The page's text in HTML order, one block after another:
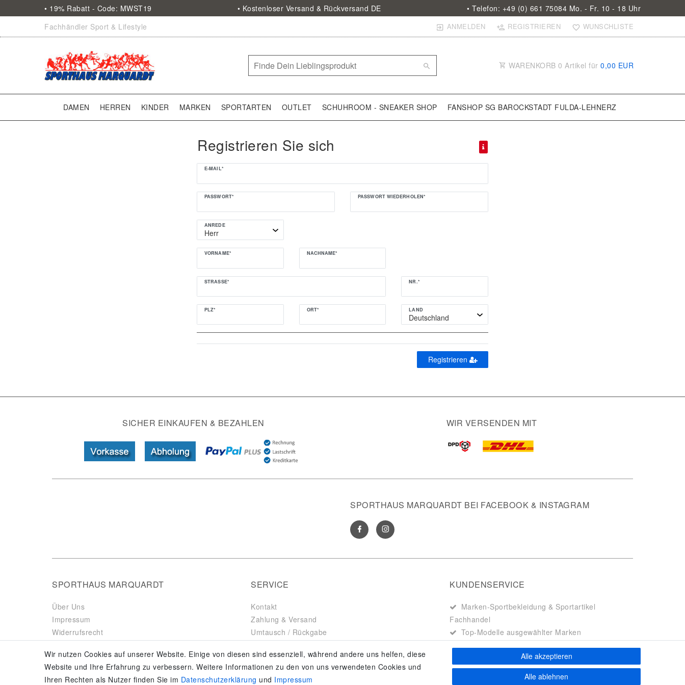
• 19% Rabatt - Code: MWST19 • Kostenloser Versand & Rückversand DE
• Telefon: +49 (0) 661 75084 Mo. - Fr. 10 - 18 Uhr
Fachhändler Sport & Lifestyle
ANMELDEN REGISTRIEREN WUNSCHLISTE
WARENKORB 0 Artikel für 0,00 EUR
DAMEN HERREN KINDER MARKEN SPORTARTEN OUTLET SCHUHROOM - SNEAKER SHOP FANSHOP SG BAROCKSTADT FULDA-LEHNERZ
Registrieren Sie sich
E-MAIL*
PASSWORT* PASSWORT WIEDERHOLEN*
Honig
ANREDE
VORNAME* NACHNAME*
STRASSE* NR.*
PLZ* ORT* LAND
Registrieren
SICHER EINKAUFEN & BEZAHLEN WIR VERSENDEN MIT
SPORTHAUS MARQUARDT BEI FACEBOOK & INSTAGRAM
SPORTHAUS MARQUARDT
Über Uns
Impressum
Widerrufsrecht
AGB & Kundeninformationen
Vertrag widerrufen
Es gilt unsereDatenschutzerklärung
SERVICE
Kontakt
Zahlung & Versand
Umtausch / Rückgabe
adidas F50
KUNDENSERVICE
Marken-Sportbekleidung & Sportartikel
Fachhandel
Top-Modelle ausgewählter Marken
Kostenloser Rückversand deutschlandweit
Versandfertig innerhalb 24h
Zahlung auf Rechnung (via PayPalPlus)
Wir nutzen Cookies auf unserer Website. Einige von diesen sind essenziell, während andere uns helfen, diese
Website und Ihre Erfahrung zu verbessern. Weitere Informationen zu den von uns verwendeten Cookies und
Ihren Rechten als Nutzer finden Sie im Daten­schutz­erklärung und Impressum
Alle akzeptieren
Alle ablehnen